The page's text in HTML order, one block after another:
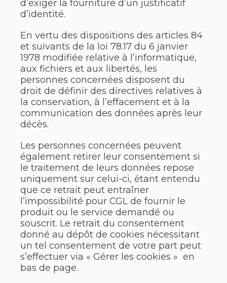
d’exiger la fourniture d’un justificatif
d’identité.
En vertu des dispositions des articles 84
et suivants de la loi 78.17 du 6 janvier
1978 modifiée relative à l’informatique,
aux fichiers et aux libertés, les
personnes concernées disposent du
droit de définir des directives relatives à
la conservation, à l’effacement et à la
communication des données après leur
décès.
Les personnes concernées peuvent
également retirer leur consentement si
le traitement de leurs données repose
uniquement sur celui-ci, étant entendu
que ce retrait peut entraîner
l’impossibilité pour CGL de fournir le
produit ou le service demandé ou
souscrit. Le retrait du consentement
donné au dépôt de cookies nécessitant
un tel consentement de votre part peut
s’effectuer via « Gérer les cookies » en
bas de page.